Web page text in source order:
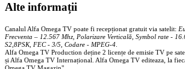
Alte informații
Canalul Alfa Omega TV poate fi recepționat gratuit via satelit:
Frecventa – 12.567 Mhz, Polarizare Verticală, Symbol rate -
S2,8PSK, FEC - 3/5, Codare - MPEG-4
Alfa Omega TV Production deține 2 licențe de emisie TV pe
și Alfa Omega TV Internațional. Alfa Omega TV editeaza, la